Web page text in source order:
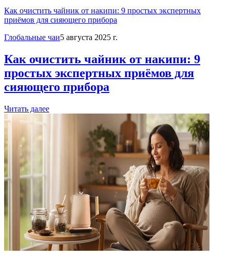
Как очистить чайник от накипи: 9 простых экспертных
приёмов для сияющего прибора
Глобальные чаи5 августа 2025 г.
Как очистить чайник от накипи: 9
простых экспертных приёмов для
сияющего прибора
Читать далее